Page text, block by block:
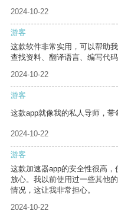
2024-10-22
游客
这款软件非常实用，可以帮助
查找资料、翻译语言、编写代码
2024-10-22
游客
这款app就像我的私人导师，带
2024-10-22
游客
这款加速器app的安全性很高
放心。我以前使用过一些其他
情况，这让我非常担心。
2024-10-22